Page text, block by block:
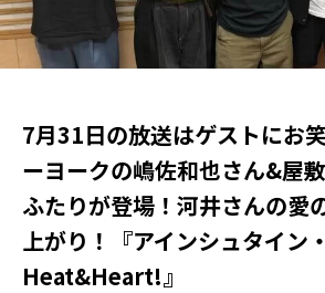
7月31日の放送はゲストにお
ーヨークの嶋佐和也さん&屋
ふたりが登場！河井さんの愛
上がり！『アインシュタイン
Heat&Heart!』